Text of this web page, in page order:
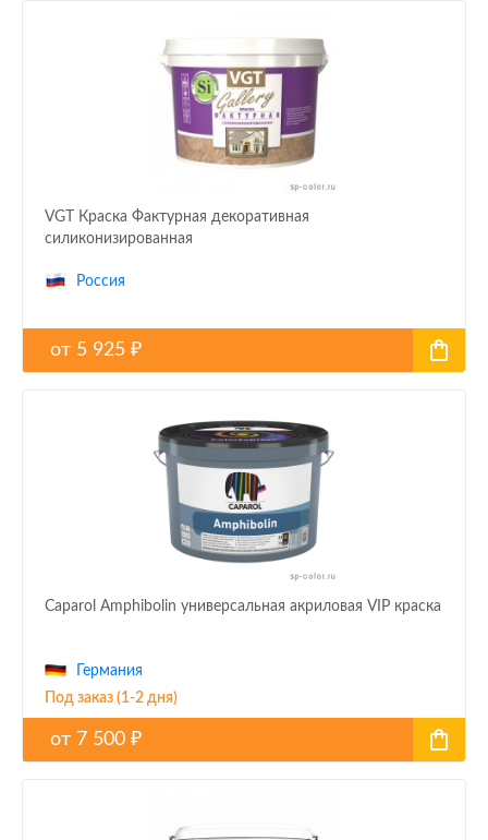
VGT Краска Фактурная декоративная
силиконизированная
Россия
от 5 925 ₽
Caparol Amphibolin универсальная акриловая VIP краска
Германия
Под заказ (1-2 дня)
от 7 500 ₽